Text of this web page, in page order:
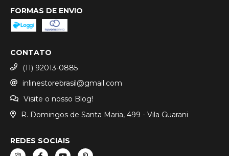
FORMAS DE ENVIO
CONTATO
(11) 92013-0885
inlinestorebrasil@gmail.com
Visite o nosso Blog!
R. Domingos de Santa Maria, 499 - Vila Guarani
REDES SOCIAIS